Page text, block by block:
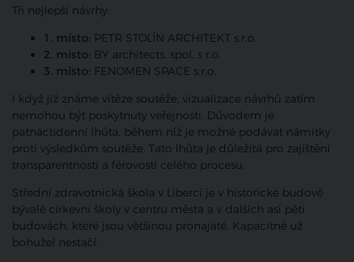
Tři nejlepší návrhy:
1. místo: PETR STOLÍN ARCHITEKT s.r.o.
2. místo: BY architects, spol. s r.o.
3. místo: FENOMEN SPACE s.r.o.
I když již známe vítěze soutěže, vizualizace návrhů zatím
nemohou být poskytnuty veřejnosti. Důvodem je
patnáctidenní lhůta, během níž je možné podávat námitky
proti výsledkům soutěže. Tato lhůta je důležitá pro zajištění
transparentnosti a férovosti celého procesu.
Střední zdravotnická škola v Liberci je v historické budově
bývalé církevní školy v centru města a v dalších asi pěti
budovách, které jsou většinou pronajaté. Kapacitně už
bohužel nestačí.